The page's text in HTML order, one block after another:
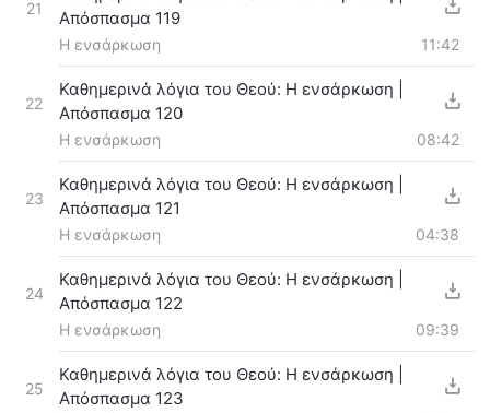
21
Απόσπασμα 119
Η ενσάρκωση 11:42
22
Καθημερινά λόγια του Θεού: Η ενσάρκωση |
Απόσπασμα 120
Η ενσάρκωση 08:42
23
Καθημερινά λόγια του Θεού: Η ενσάρκωση |
Απόσπασμα 121
Η ενσάρκωση 04:38
24
Καθημερινά λόγια του Θεού: Η ενσάρκωση |
Απόσπασμα 122
Η ενσάρκωση 09:39
25
Καθημερινά λόγια του Θεού: Η ενσάρκωση |
Απόσπασμα 123